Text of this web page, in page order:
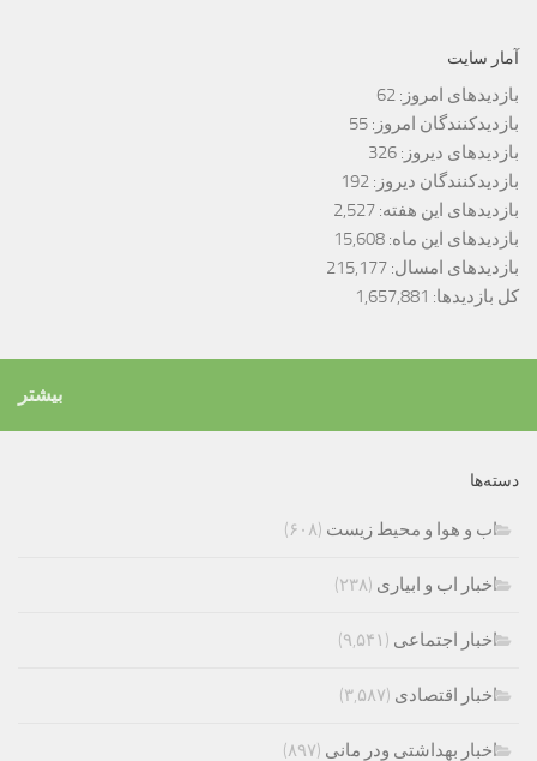
آمار سایت
بازدیدهای امروز: 62
بازدیدکنندگان امروز: 55
بازدیدهای دیروز: 326
بازدیدکنندگان دیروز: 192
بازدیدهای این هفته: 2,527
بازدیدهای این ماه: 15,608
بازدیدهای امسال: 215,177
کل بازدیدها: 1,657,881
بیشتر
دسته‌ها
اب و هوا و محیط زیست (۶۰۸)
اخبار اب و ابیاری (۲۳۸)
اخبار اجتماعی (۹,۵۴۱)
اخبار اقتصادی (۳,۵۸۷)
اخبار بهداشتی ودر مانی (۸۹۷)